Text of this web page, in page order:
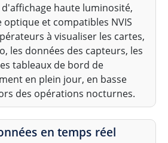
haute luminosité,
optique et compatibles NVIS
à visualiser les cartes,
les données des capteurs, les
tableaux de bord de
en plein jour, en basse
des opérations nocturnes.
en temps réel